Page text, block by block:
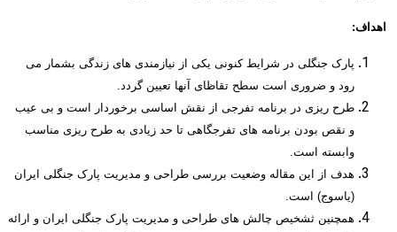
اهداف:
پارک جنگلی در شرایط کنونی یکی از نیازمندی های زندگی بشمار می
رود و ضروری است سطح تقاظای آنها تعیین گردد.
طرح ریزی در برنامه تفرجی از نقش اساسی برخوردار است و بی عیب
و نقص بودن برنامه های تفرجگاهی تا حد زیادی به طرح ریزی مناسب
وابسته است.
هدف از این مقاله وضعیت بررسی طراحی و مدیریت پارک جنگلی ایران
(یاسوج) است.
همچنین ثشخیص چالش های طراحی و مدیریت پارک جنگلی ایران و ارائه